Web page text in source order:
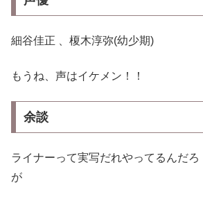
細谷佳正 、榎木淳弥(幼少期)
もうね、声はイケメン！！
余談
ライナーって実写だれやってるんだ
が